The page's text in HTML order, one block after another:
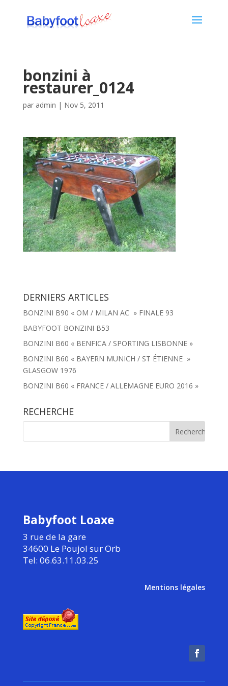
bonzini à
restaurer_0124
par admin | Nov 5, 2011
DERNIERS ARTICLES
BONZINI B90 « OM / MILAN AC » FINALE 93
BABYFOOT BONZINI B53
BONZINI B60 « BENFICA / SPORTING LISBONNE »
BONZINI B60 « BAYERN MUNICH / ST ÉTIENNE »
GLASGOW 1976
BONZINI B60 « FRANCE / ALLEMAGNE EURO 2016 »
RECHERCHE
Babyfoot Loaxe
3 rue de la gare
34600 Le Poujol sur Orb
Tel: 06.63.11.03.25
Mentions légales